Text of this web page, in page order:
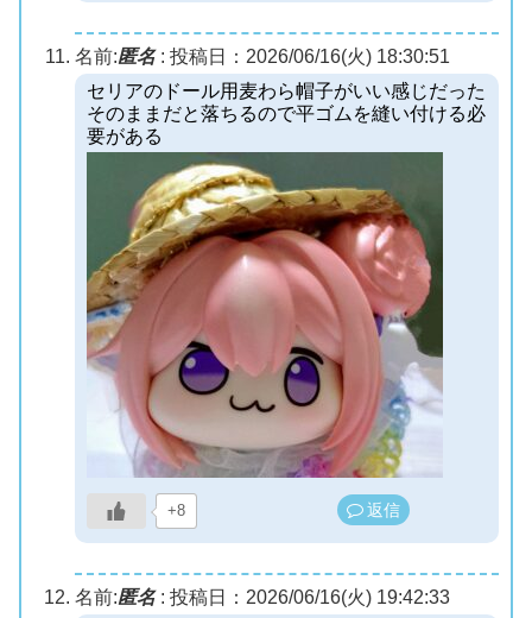
名前:匿名: 投稿日：2026/06/16(火) 18:30:51
セリアのドール用麦わら帽子がいい感じだった
そのままだと落ちるので平ゴムを縫い付ける必
要がある
+8 返信
名前:匿名: 投稿日：2026/06/16(火) 19:42:33